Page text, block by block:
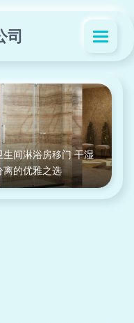
司
生间淋浴房移门 干湿
离的优雅之选